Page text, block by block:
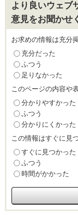
より良いウェブ
意見をお聞かせ
お求めの情報は充分
充分だった
ふつう
足りなかった
このページの内容や
分かりやすかった
ふつう
分かりにくかった
この情報はすぐに見
すぐに見つかった
ふつう
時間がかかった